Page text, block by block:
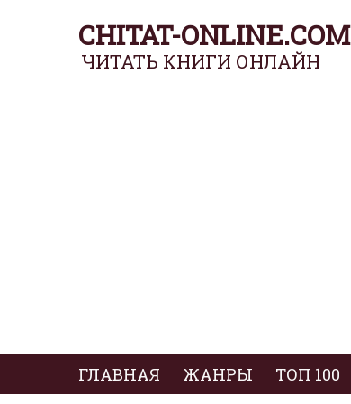
CHITAT-ONLINE.COM
ЧИТАТЬ КНИГИ ОНЛАЙН
ГЛАВНАЯ ЖАНРЫ ТОП 100